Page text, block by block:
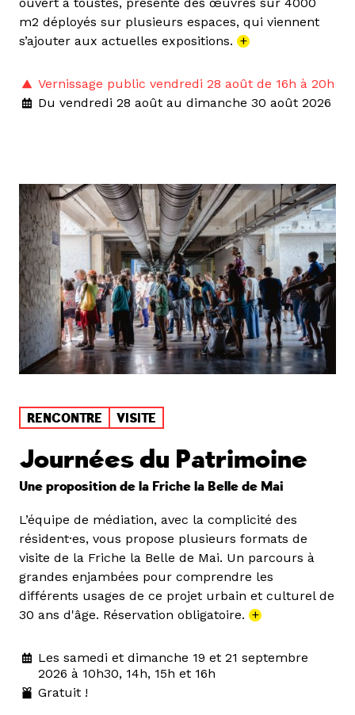
m2 déployés sur plusieurs espaces, qui viennent
s’ajouter aux actuelles expositions. +
Vernissage public vendredi 28 août de 16h à 20h
Du vendredi 28 août au dimanche 30 août 2026
RENCONTRE VISITE
Journées du Patrimoine
Une proposition de la Friche la Belle de Mai
L’équipe de médiation, avec la complicité des
résident·es, vous propose plusieurs formats de
visite de la Friche la Belle de Mai. Un parcours à
grandes enjambées pour comprendre les
différents usages de ce projet urbain et culturel de
30 ans d'âge. Réservation obligatoire. +
Les samedi et dimanche 19 et 21 septembre
2026 à 10h30, 14h, 15h et 16h
Gratuit !